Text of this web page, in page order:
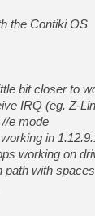
the Contiki OS
bit closer to
IRQ (eg. Z-
e mode
in
working on
path with spaces